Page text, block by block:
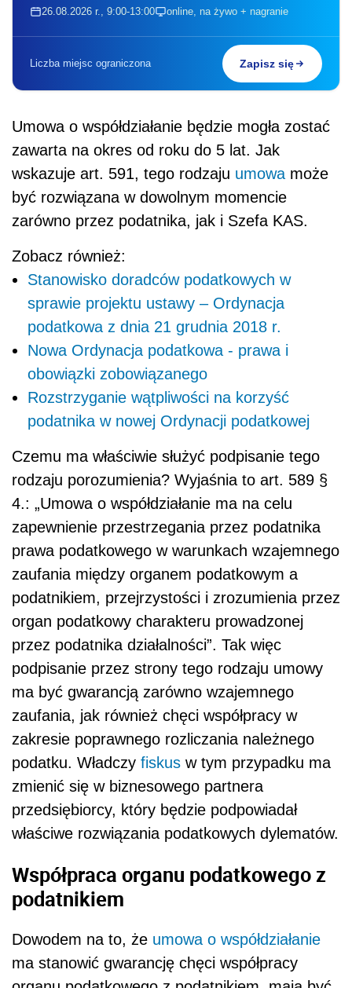
26.08.2026 r., 9:00-13:00 online, na żywo + nagranie
Liczba miejsc ograniczona Zapisz się
Umowa o współdziałanie będzie mogła zostać
zawarta na okres od roku do 5 lat. Jak
wskazuje art. 591, tego rodzaju umowa może
być rozwiązana w dowolnym momencie
zarówno przez podatnika, jak i Szefa KAS.
Zobacz również:
Stanowisko doradców podatkowych w
sprawie projektu ustawy – Ordynacja
podatkowa z dnia 21 grudnia 2018 r.
Nowa Ordynacja podatkowa - prawa i
obowiązki zobowiązanego
Rozstrzyganie wątpliwości na korzyść
podatnika w nowej Ordynacji podatkowej
Czemu ma właściwie służyć podpisanie tego
rodzaju porozumienia? Wyjaśnia to art. 589 §
4.: „Umowa o współdziałanie ma na celu
zapewnienie przestrzegania przez podatnika
prawa podatkowego w warunkach wzajemnego
zaufania między organem podatkowym a
podatnikiem, przejrzystości i zrozumienia przez
organ podatkowy charakteru prowadzonej
przez podatnika działalności”. Tak więc
podpisanie przez strony tego rodzaju umowy
ma być gwarancją zarówno wzajemnego
zaufania, jak również chęci współpracy w
zakresie poprawnego rozliczania należnego
podatku. Władczy fiskus w tym przypadku ma
zmienić się w biznesowego partnera
przedsiębiorcy, który będzie podpowiadał
właściwe rozwiązania podatkowych dylematów.
Współpraca organu podatkowego z
podatnikiem
Dowodem na to, że umowa o współdziałanie
ma stanowić gwarancję chęci współpracy